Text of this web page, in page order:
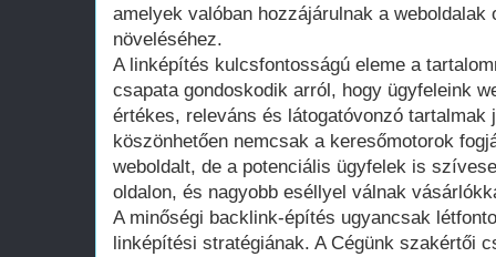
amelyek valóban hozzájárulnak a weboldalak
növeléséhez.
A linképítés kulcsfontosságú eleme a
csapata gondoskodik arról, hogy ügyfeleink
értékes, releváns és látogatóvonzó tartalmak
köszönhetően nemcsak a keresőmotorok
weboldalt, de a potenciális ügyfelek is
oldalon, és nagyobb eséllyel válnak
A minőségi backlink-építés ugyancsak
linképítési stratégiának. A Cégünk szakértői